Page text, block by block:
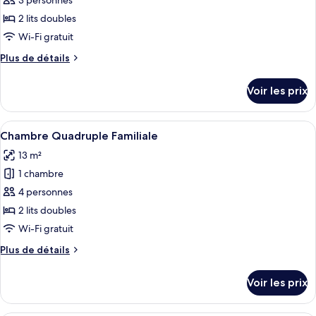
ce
type
chambre :
Confort
2 lits doubles
Wi-Fi gratuit
Plus de détails
Plus
le
type
de
Chambre
Triple
Confort
Voir les prix
Afficher
toutes
les
photos
pour
ce
type
chambre :
Familiale
Une chambre d’hôtel avec deux lits,
5
Chambre Quadruple Familiale
13 m²
1 chambre
4 personnes
2 lits doubles
Wi-Fi gratuit
Plus de détails
Plus
le
type
Voir les prix